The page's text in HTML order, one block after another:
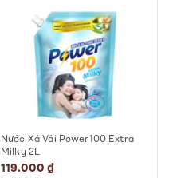
Nước Xả Vải Power100 Extra
Milky 2L
Special
119.000 ₫